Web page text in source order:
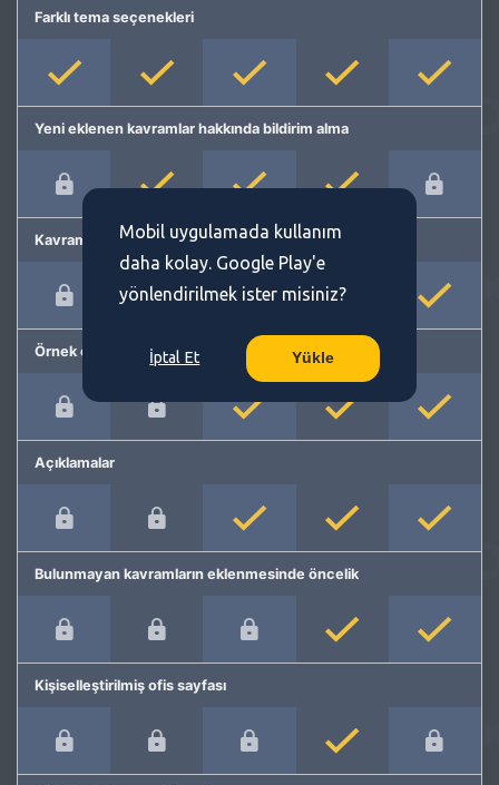
Farklı tema seçenekleri
Yeni eklenen kavramlar hakkında bildirim alma
Kavram önerme
Örnek cümleler
Açıklamalar
Bulunmayan kavramların eklenmesinde öncelik
Kişiselleştirilmiş ofis sayfası
Mobil uygulamada kullanım
daha kolay. Google Play'e
yönlendirilmek ister misiniz?
İptal Et Yükle